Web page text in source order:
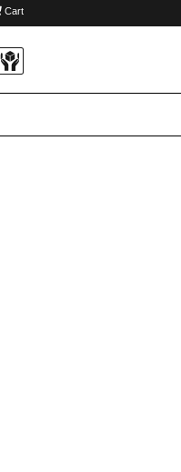
Cart